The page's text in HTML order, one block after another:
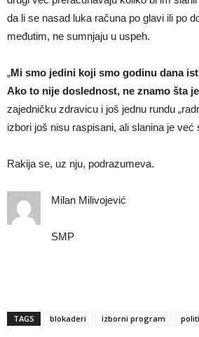
da li se nasad luka računa po glavi ili po
međutim, ne sumnjaju u uspeh.
„Mi smo jedini koji smo godinu dana
Ako to nije doslednost, ne znamo šta
zajedničku zdravicu i još jednu rundu
izbori još nisu raspisani, ali slanina je već
Rakija se, uz nju, podrazumeva.
Milan Milivojević
SMP
TAGS blokaderi izborni program